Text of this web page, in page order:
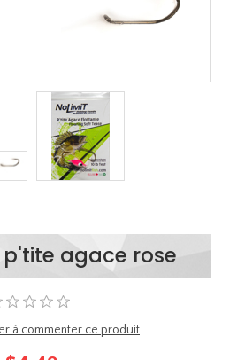
p'tite agace rose
à commenter ce produit